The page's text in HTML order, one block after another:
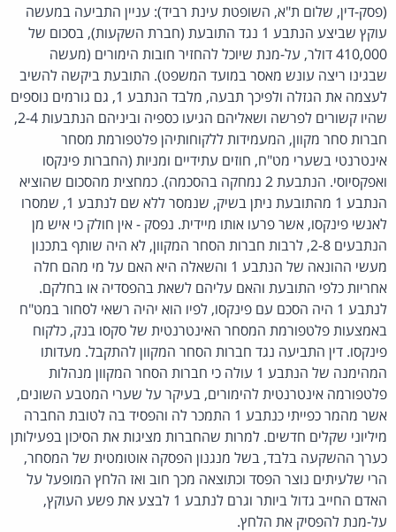
(פסק-דין, שלום ת"א, השופטת עינת רביד): עניין התביעה במעשה
עוקץ שביצע הנתבע 1 נגד התובעת (חברת השקעות), בסכום של
410,000 דולר, על-מנת שיוכל להחזיר חובות הימורים (מעשה
שבגינו ריצה עונש מאסר במועד המשפט). התובעת ביקשה להשיב
לעצמה את הגזלה ולפיכך תבעה, מלבד הנתבע 1, גם גורמים נוספים
שהיו קשורים לפרשה ושאליהם הגיעו כספיה וביניהם הנתבעות 2-4,
חברות סחר מקוון, המעמידות ללקוחותיהן פלטפורמת מסחר
אינטרנטי בשערי מט"ח, חוזים עתידיים ומניות (החברות פינקסו
ואפקסיוסי. הנתבעת 2 נמחקה בהסכמה). כמחצית מהסכום שהוציא
הנתבע 1 מהתובעת ניתן בשיק, שנמסר ללא שם לנתבע 1, שמסרו
לאנשי פינקסו, אשר פרעו אותו מיידית. נפסק - אין חולק כי איש מן
הנתבעים 2-8, לרבות חברות הסחר המקוון, לא היה שותף בתכנון
מעשי ההונאה של הנתבע 1 והשאלה היא האם על מי מהם חלה
אחריות כלפי התובעת והאם עליהם לשאת בהפסדיה או בחלקם.
לנתבע 1 היה הסכם עם פינקסו, לפיו הוא יהיה רשאי לסחור במט"ח
באמצעות פלטפורמת המסחר האינטרנטית של סקסו בנק, כלקוח
פינקסו. דין התביעה נגד חברות הסחר המקוון להתקבל. מעדותו
המהימנה של הנתבע 1 עולה כי חברות הסחר המקוון מנהלות
פלטפורמה אינטרנטית להימורים, בעיקר על שערי המטבע השונים,
אשר מהמר כפייתי כנתבע 1 התמכר לה והפסיד בה לטובת החברה
מיליוני שקלים חדשים. למרות שהחברות מציגות את הסיכון בפעילותן
כערך ההשקעה בלבד, בשל מנגנון הפסקה אוטומטית של המסחר,
הרי שלעיתים נוצר הפסד וכתוצאה מכך חוב ואז הלחץ המופעל על
האדם החייב גדול ביותר וגרם לנתבע 1 לבצע את פשע העוקץ,
על-מנת להפסיק את הלחץ.